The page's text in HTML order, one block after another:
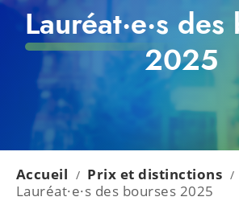
Lauréat·e·s
2025
Accueil / Prix et distinctions /
Lauréat·e·s des bourses 2025